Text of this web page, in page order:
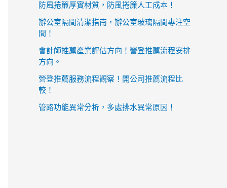
防風捲簾厚實材質，防風捲簾人工成本！
辦公室隔間清潔指南，辦公室玻璃隔間專注空
間！
會計師推薦產業評估方向！營登推薦流程安排
方向。
營登推薦服務流程觀察！開公司推薦流程比
較！
管路功能異常分析，多處排水異常原因！